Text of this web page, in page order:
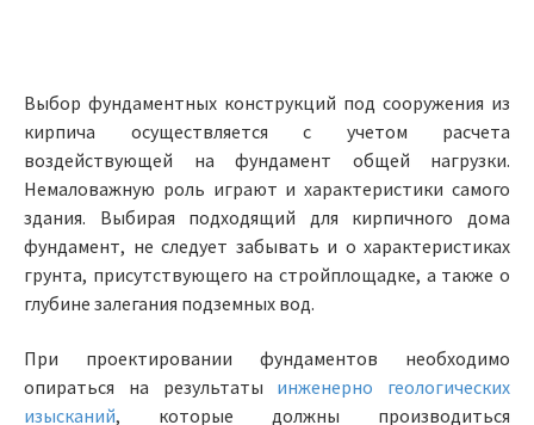
Выбор фундаментных конструкций под сооружения из
кирпича осуществляется с учетом расчета
воздействующей на фундамент общей нагрузки.
Немаловажную роль играют и характеристики самого
здания. Выбирая подходящий для кирпичного дома
фундамент, не следует забывать и о характеристиках
грунта, присутствующего на стройплощадке, а также о
глубине залегания подземных вод.
При проектировании фундаментов необходимо
опираться на результаты инженерно геологических
изысканий, которые должны производиться